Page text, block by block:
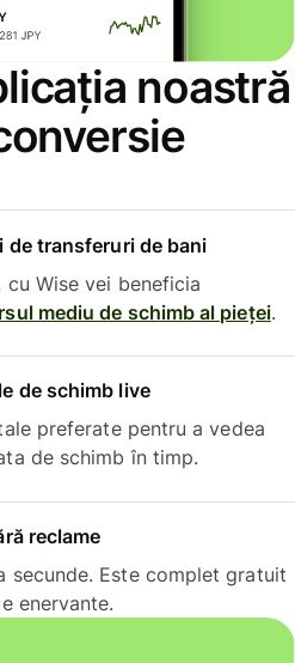
noastră
de transferuri de bani
cu Wise vei beneficia
mediu de schimb al pieței.
de schimb live
preferate pentru a vedea
de schimb în timp.
reclame
secunde. Este complet gratuit
enervante.